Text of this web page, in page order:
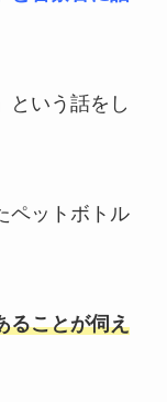
という話をし
ペットボトル
ることが伺え